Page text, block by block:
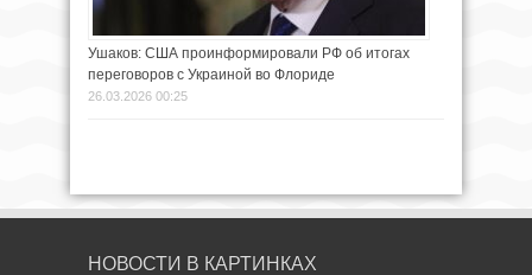
Ушаков: США проинформировали РФ об итогах
переговоров с Украиной во Флориде
26.03.2026 00:25
НОВОСТИ В КАРТИНКАХ